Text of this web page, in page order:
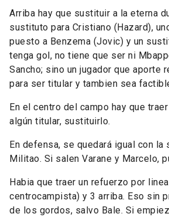
Arriba hay que sustituir a la eterna
sustituto para Cristiano (Hazard),
puesto a Benzema (Jovic) y un
tenga gol, no tiene que ser ni
Sancho; sino un jugador que aporte
para ser titular y tambien sea
En el centro del campo hay que
algún titular, sustituirlo.
En defensa, se quedará igual con la
Militao. Si salen Varane y Marcelo,
Habia que traer un refuerzo por
centrocampista) y 3 arriba. Eso sin
de los gordos, salvo Bale. Si